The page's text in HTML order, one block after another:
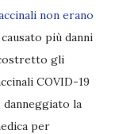
non erano
più danni
gli
COVID-19
la
per